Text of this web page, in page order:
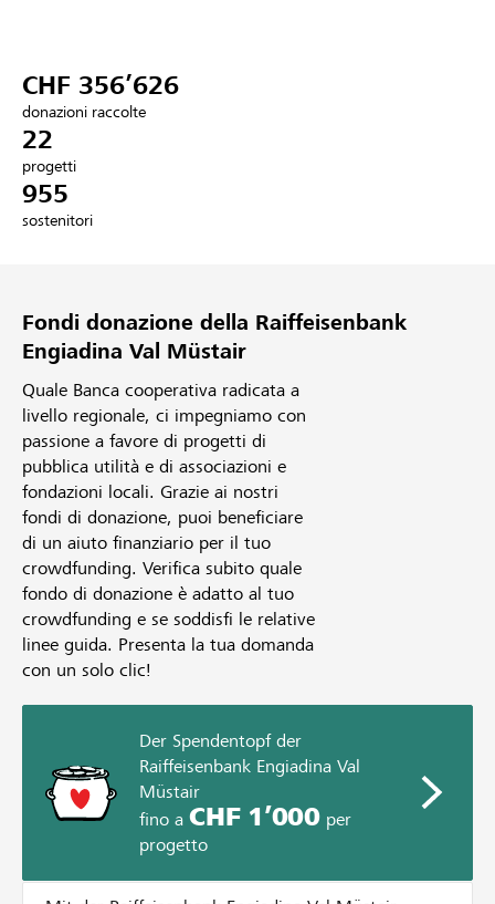
Registrazione
DE
CHF 356’626
donazioni raccolte
22
progetti
955
sostenitori
Fondi donazione della Raiffeisenbank
Engiadina Val Müstair
Quale Banca cooperativa radicata a
livello regionale, ci impegniamo con
passione a favore di progetti di
pubblica utilità e di associazioni e
fondazioni locali. Grazie ai nostri
fondi di donazione, puoi beneficiare
di un aiuto finanziario per il tuo
crowdfunding. Verifica subito quale
fondo di donazione è adatto al tuo
crowdfunding e se soddisfi le relative
linee guida. Presenta la tua domanda
con un solo clic!
Der Spendentopf der
Raiffeisenbank Engiadina Val
Müstair
fino a CHF 1’000per
progetto